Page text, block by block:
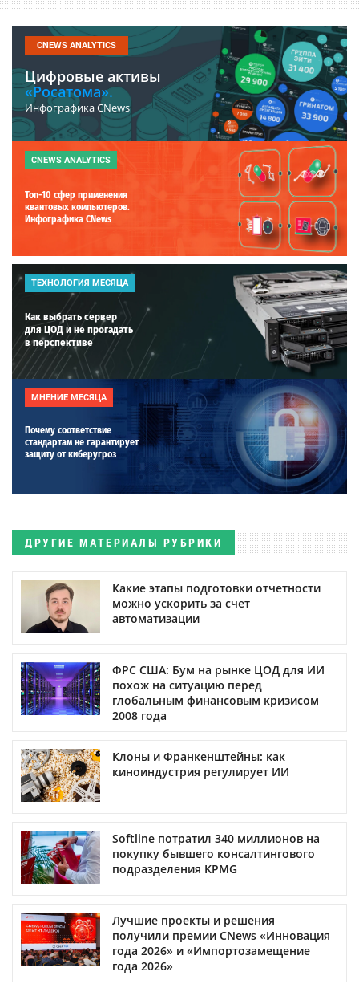
CNEWS ANALYTICS
Цифровые активы
«Росатома».
Инфографика CNews
CNEWS ANALYTICS
Топ-10 сфер применения
квантовых компьютеров.
Инфографика CNews
ТЕХНОЛОГИЯ МЕСЯЦА
Как выбрать сервер
для ЦОД и не прогадать
в перспективе
МНЕНИЕ МЕСЯЦА
Почему соответствие
стандартам не гарантирует
защиту от киберугроз
ДРУГИЕ МАТЕРИАЛЫ РУБРИКИ
Какие этапы подготовки отчетности
можно ускорить за счет
автоматизации
ФРС США: Бум на рынке ЦОД для ИИ
похож на ситуацию перед
глобальным финансовым кризисом
2008 года
Клоны и Франкенштейны: как
киноиндустрия регулирует ИИ
Softline потратил 340 миллионов на
покупку бывшего консалтингового
подразделения KPMG
Лучшие проекты и решения
получили премии CNews «Инновация
года 2026» и «Импортозамещение
года 2026»